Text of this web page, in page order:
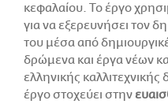
κεφαλαίου. Το έργο
για να εξερευνήσει τον
του μέσα από
δρώμενα και έργα νέων
ελληνικής
έργο στοχεύει στην